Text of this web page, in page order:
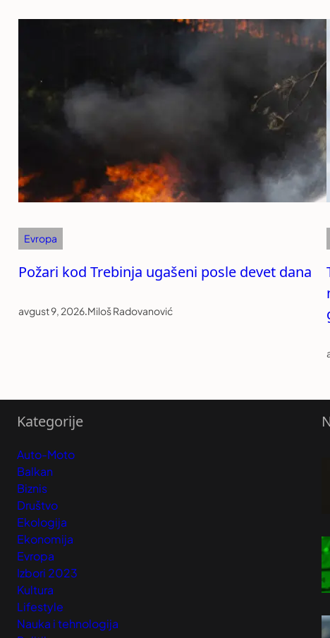
Evropa
Požari kod Trebinja ugašeni posle devet dana
avgust 9, 2026.Miloš Radovanović
Kategorije
Auto-Moto
Balkan
Biznis
Društvo
Ekologija
Ekonomija
Evropa
Izbori 2023
Kultura
Lifestyle
Nauka i tehnologija